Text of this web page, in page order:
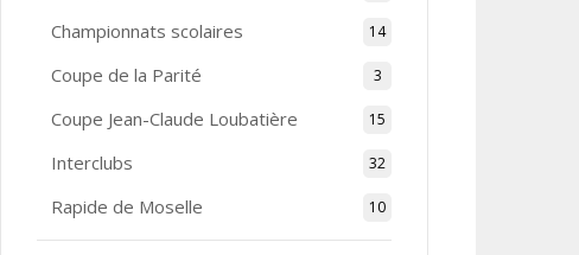
Championnats scolaires 14
Coupe de la Parité 3
Coupe Jean-Claude Loubatière 15
Interclubs 32
Rapide de Moselle 10